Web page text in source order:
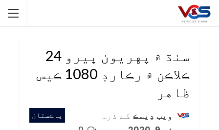
سنڌ ۾ پهريون ڀيرو 24
ڪلاڪن ۾ رڪارڊ 1080 ڪيس
ظاهر
پاڪستان ويب ڊيسڪ کے ذریعہ